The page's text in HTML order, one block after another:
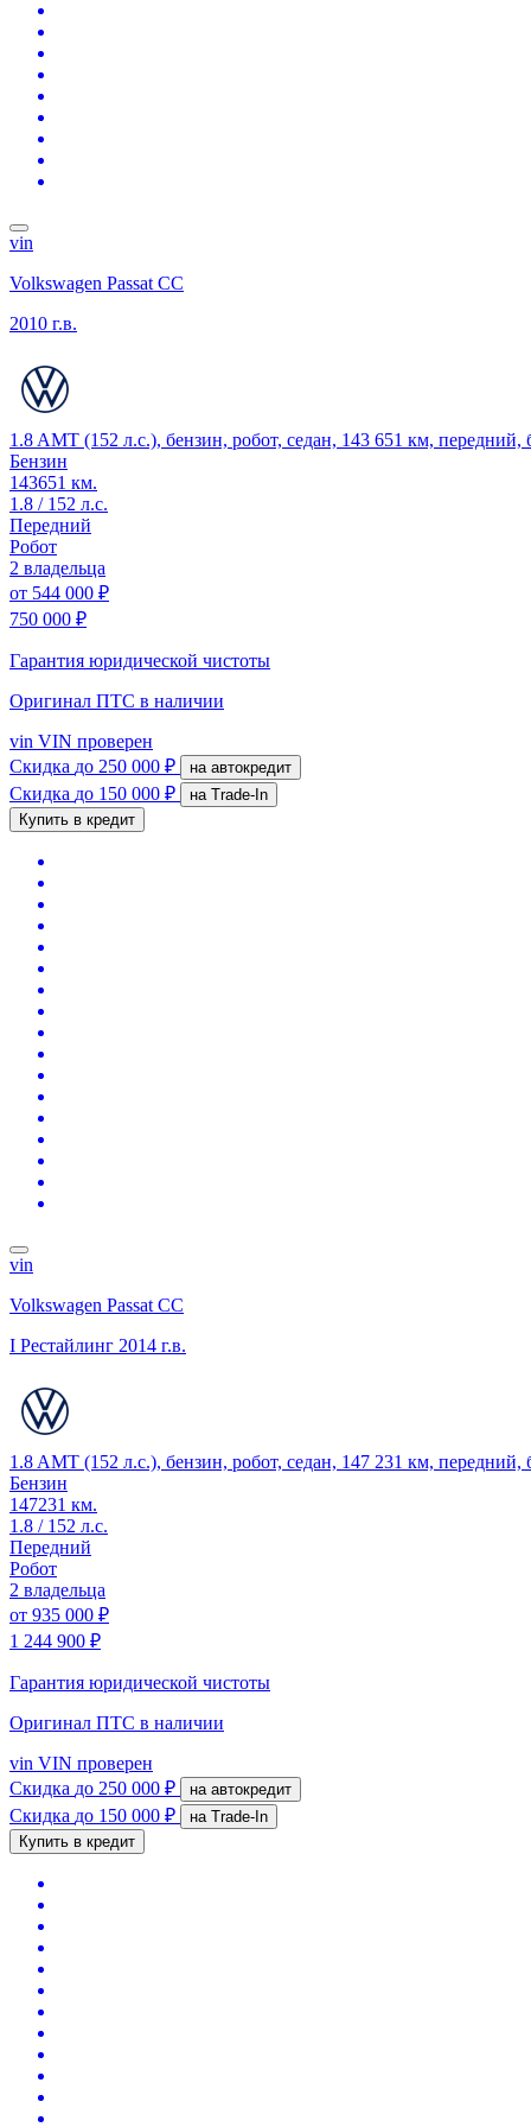
vin
Volkswagen Passat CC
2010 г.в.
1.8 AMT (152 л.с.), бензин, робот, седан, 143 651 км, передний,
Бензин
143651 км.
1.8 / 152 л.с.
Передний
Робот
2 владельца
от 544 000 ₽
750 000 ₽
Гарантия юридической чистоты
Оригинал ПТС в наличии
vin VIN проверен
Скидка до 250 000 ₽ на автокредит
Скидка до 150 000 ₽
на Trade-In
Купить в кредит
vin
Volkswagen Passat CC
I Рестайлинг 2014 г.в.
1.8 AMT (152 л.с.), бензин, робот, седан, 147 231 км, передний,
Бензин
147231 км.
1.8 / 152 л.с.
Передний
Робот
2 владельца
от 935 000 ₽
1 244 900 ₽
Гарантия юридической чистоты
Оригинал ПТС в наличии
vin VIN проверен
Скидка до 250 000 ₽ на автокредит
Скидка до 150 000 ₽
на Trade-In
Купить в кредит